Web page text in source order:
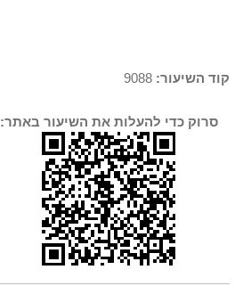
קוד השיעור:
סרוק כדי להעלות את השיעור באתר: